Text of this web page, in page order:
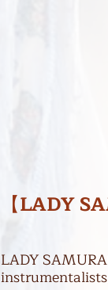
​【LADY
LADY